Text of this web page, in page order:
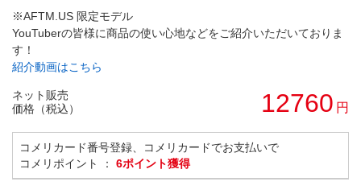
※AFTM.US 限定モデル
YouTuberの皆様に商品の使い心地などをご紹介いただいておりま
す！
紹介動画はこちら
ネット販売
価格（税込）
12760 円
コメリカード番号登録、コメリカードでお支払いで
コメリポイント ： 6ポイント獲得